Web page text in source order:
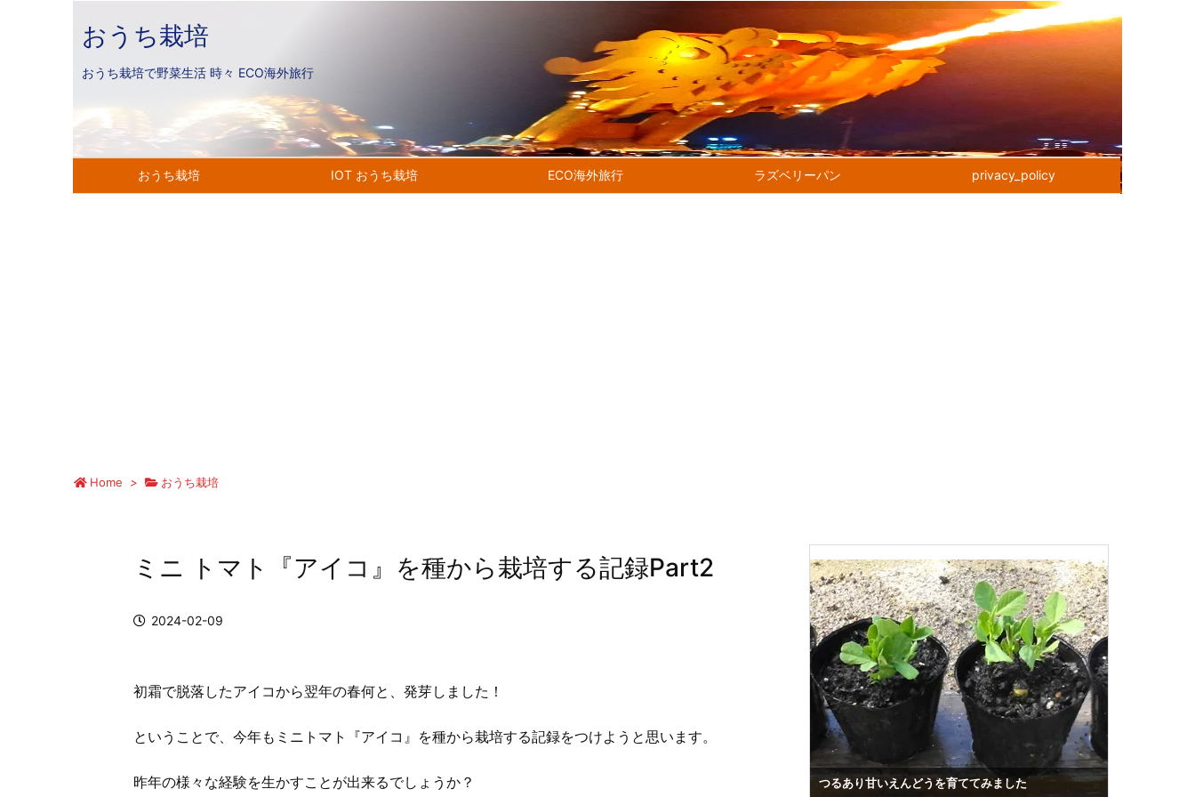
おうち栽培
おうち栽培で野菜生活 時々 ECO海外旅行
おうち栽培 IOT おうち栽培 ECO海外旅行 ラズベリーパン privacy_policy
Home > おうち栽培
ミニ トマト『アイコ』を種から栽培する記録Part2
2024-02-09
初霜で脱落したアイコから翌年の春何と、発芽しました！
ということで、今年もミニトマト『アイコ』を種から栽培する記録をつけようと思います。
昨年の様々な経験を生かすことが出来るでしょうか？
水耕栽培でメロンを育てる記録
釈迦頭（バンレイシ）の育て方～鉢植えで花が咲くま
つるあり甘いえんどうを育ててみました